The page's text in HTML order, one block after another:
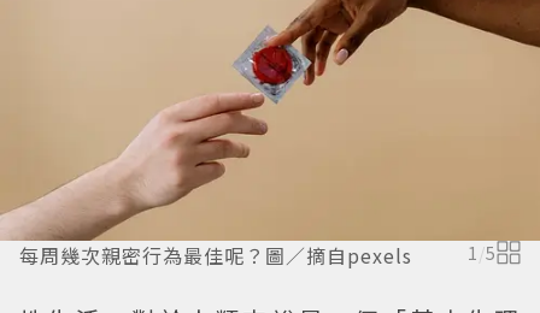
每周幾次親密行為最佳呢？圖／摘自pexels 1 /5